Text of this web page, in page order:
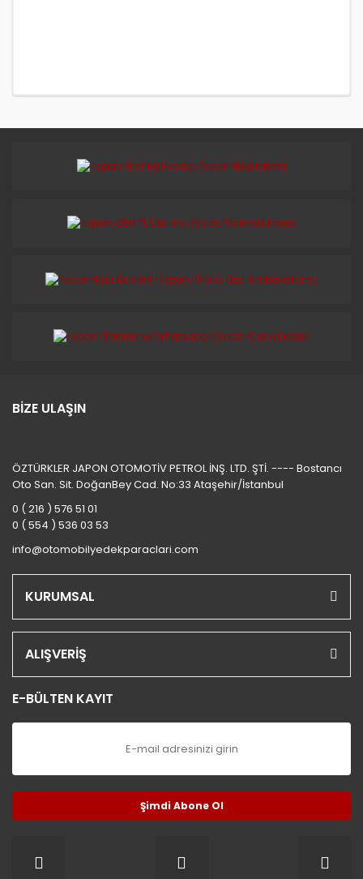
BİZE ULAŞIN
ÖZTÜRKLER JAPON OTOMOTİV PETROL İNŞ. LTD. ŞTİ. ---- Bostancı
Oto San. Sit. DoğanBey Cad. No:33 Ataşehir/İstanbul
0 ( 216 ) 576 51 01
0 ( 554 ) 536 03 53
info@otomobilyedekparaclari.com
KURUMSAL
ALIŞVERİŞ
E-BÜLTEN KAYIT
Şimdi Abone Ol